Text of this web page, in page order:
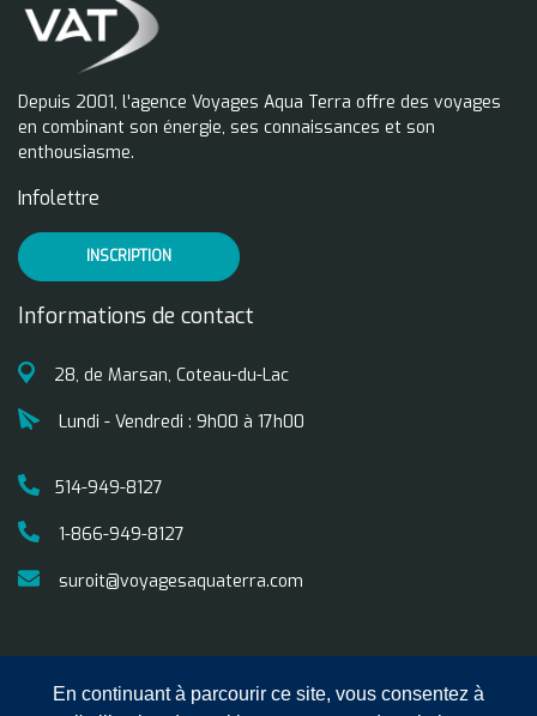
Depuis 2001, l'agence Voyages Aqua Terra offre des voyages
en combinant son énergie, ses connaissances et son
enthousiasme.
Informations de contact
28, de Marsan, Coteau-du-Lac
Lundi - Vendredi : 9h00 à 17h00
514-949-8127
1-866-949-8127
suroit@voyagesaquaterra.com
Infolettre
INSCRIPTION
En continuant à parcourir ce site, vous consentez à